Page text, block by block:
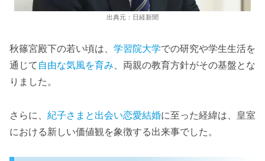
出典元：日経新聞
秋篠宮殿下の若い頃は、 学習院大学での研究や学生生活を
通じて 自由な気風を育み 、両親の教育方針がその基盤とな
りました。
さらに、 紀子さまと出会い恋愛結婚に至った経緯は、皇室
における新しい価値観を象徴する出来事でした。